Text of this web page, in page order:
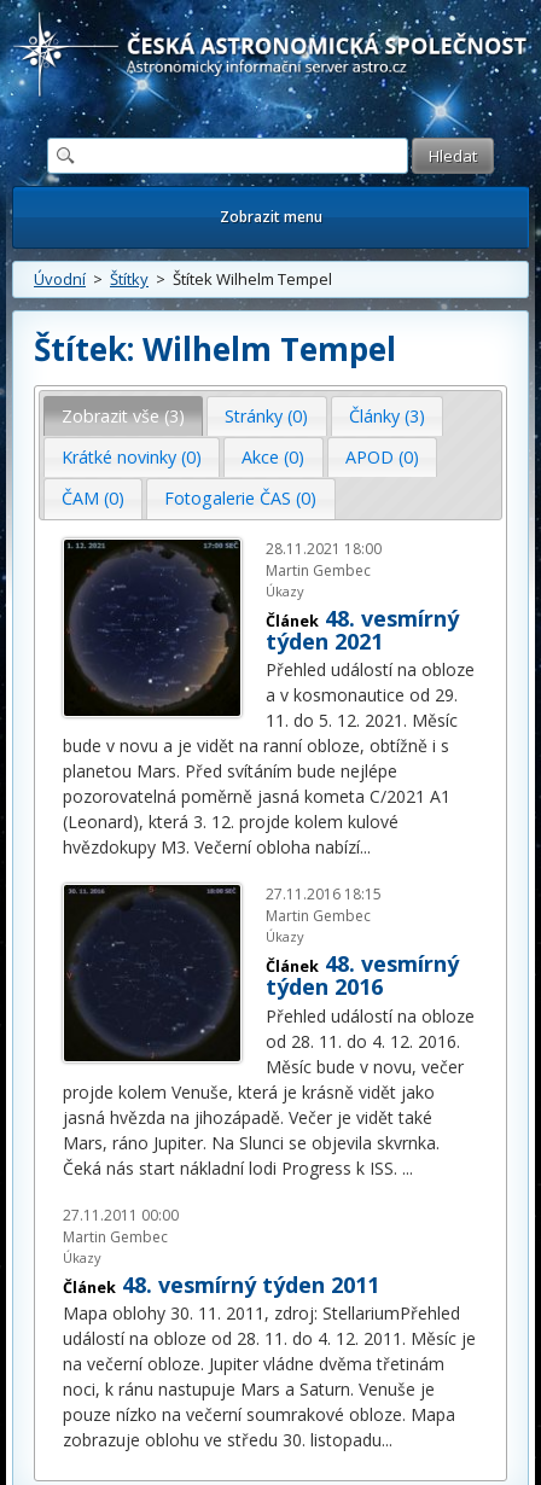
Česká astronomická společnost - Informační astronomický server
Zobrazit menu
Úvodní > Štítky > Štítek Wilhelm Tempel
Štítek: Wilhelm Tempel
Zobrazit vše (3) Stránky (0)
Články (3)
Krátké novinky (0)
Akce (0)
APOD (0)
ČAM (0)
Fotogalerie ČAS (0)
28.11.2021 18:00
Martin Gembec
Úkazy
Článek 48. vesmírný
týden 2021
Přehled událostí na obloze
a v kosmonautice od 29.
11. do 5. 12. 2021. Měsíc
bude v novu a je vidět na ranní obloze, obtížně i s
planetou Mars. Před svítáním bude nejlépe
pozorovatelná poměrně jasná kometa C/2021 A1
(Leonard), která 3. 12. projde kolem kulové
hvězdokupy M3. Večerní obloha nabízí...
27.11.2016 18:15
Martin Gembec
Úkazy
Článek 48. vesmírný
týden 2016
Přehled událostí na obloze
od 28. 11. do 4. 12. 2016.
Měsíc bude v novu, večer
projde kolem Venuše, která je krásně vidět jako
jasná hvězda na jihozápadě. Večer je vidět také
Mars, ráno Jupiter. Na Slunci se objevila skvrnka.
Čeká nás start nákladní lodi Progress k ISS. ...
27.11.2011 00:00
Martin Gembec
Úkazy
Článek 48. vesmírný týden 2011
Mapa oblohy 30. 11. 2011, zdroj: StellariumPřehled
událostí na obloze od 28. 11. do 4. 12. 2011. Měsíc je
na večerní obloze. Jupiter vládne dvěma třetinám
noci, k ránu nastupuje Mars a Saturn. Venuše je
pouze nízko na večerní soumrakové obloze. Mapa
zobrazuje oblohu ve středu 30. listopadu...